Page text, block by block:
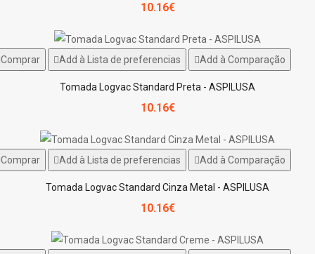
10.16€
Comprar Add à Lista de preferencias Add à Comparação
Tomada Logvac Standard Preta - ASPILUSA
10.16€
Comprar Add à Lista de preferencias Add à Comparação
Tomada Logvac Standard Cinza Metal - ASPILUSA
10.16€